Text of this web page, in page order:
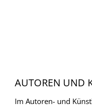
AUTOREN UND
Im Autoren- und